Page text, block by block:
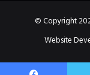
© Copyright
Website